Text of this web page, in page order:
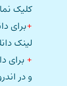
کلیک
+برای
لینک
+ برای
و در